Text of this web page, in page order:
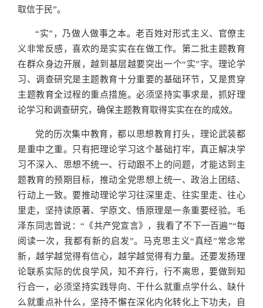
取信于民”。
“实”，乃做人做事之本。老百姓对形式主义、官僚主
义非常反感，喜欢的是实实在在做工作。第二批主题教育
在群众身边开展，越到基层越要突出一个“实”字。理论学
习、调查研究是主题教育十分重要的基础环节，又是贯穿
主题教育全过程的重点措施。必须坚持实事求是，抓好理
论学习和调查研究，确保主题教育取得实实在在的成效。
党的历次集中教育，都以思想教育打头，理论武装都
是重中之重。只有把理论学习这个基础打牢，真正解决学
习不深入、思想不统一、行动跟不上的问题，才能达到主
题教育的预期目标，推动全党思想上统一、政治上团结、
行动上一致。要推动理论学习往深里走、往实里走、往心
里走，坚持读原著、学原文、悟原理是一条重要经验。毛
泽东同志曾说：“《共产党宣言》，我看了不下一百遍”“每
阅读一次，我都有新的启发”。马克思主义“真经”常念常
新，越学越觉得有信心，越学越觉得有力量。还要发扬理
论联系实际的优良学风，知不弃行，行不离思，要做到知
行合一，必须坚持实践导向、干什么就重点学什么、缺什
么就重点补什么，坚持不懈在深化内化转化上下功夫，自